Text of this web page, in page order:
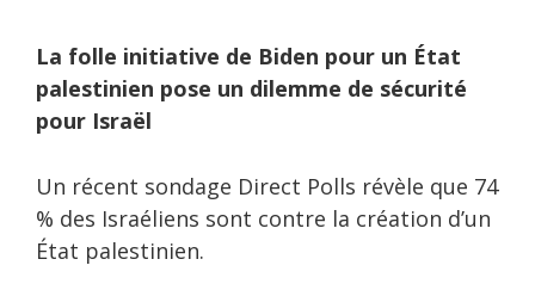
La folle initiative de Biden pour un État
palestinien pose un dilemme de sécurité
pour Israël
Un récent sondage Direct Polls révèle que 74
% des Israéliens sont contre la création d’un
État palestinien.